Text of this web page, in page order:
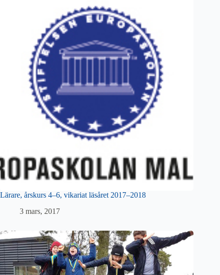
Lärare, årskurs 4–6, vikariat läsåret 2017–2018
3 mars, 2017